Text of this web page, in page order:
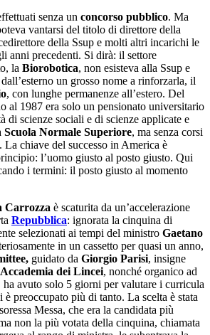
senza un concorso pubblico. Ma
vantarsi del titolo di direttore della
della Ssup e molti altri incarichi le
anni precedenti. Si dirà: il settore
la Biorobotica, non esisteva alla Ssup e
un grosso nome a rinforzarla, il
, con lunghe permanenze all’estero. Del
al 1987 era solo un pensionato universitario
di scienze sociali e di scienze applicate e
Scuola Normale Superiore, ma senza corsi
La chiave del successo in America è
l’uomo giusto al posto giusto. Qui
i termini: il posto giusto al momento
Carrozza è scaturita da un’accelerazione
Repubblica: ignorata la cinquina di
selezionati ai tempi del ministro Gaetano
in un cassetto per quasi un anno,
guidato da Giorgio Parisi, insigne
Accademia dei Lincei, nonché organico ad
ha avuto solo 5 giorni per valutare i curricula
preoccupato più di tanto. La scelta è stata
Messa, che era la candidata più
non la più votata della cinquina, chiamata